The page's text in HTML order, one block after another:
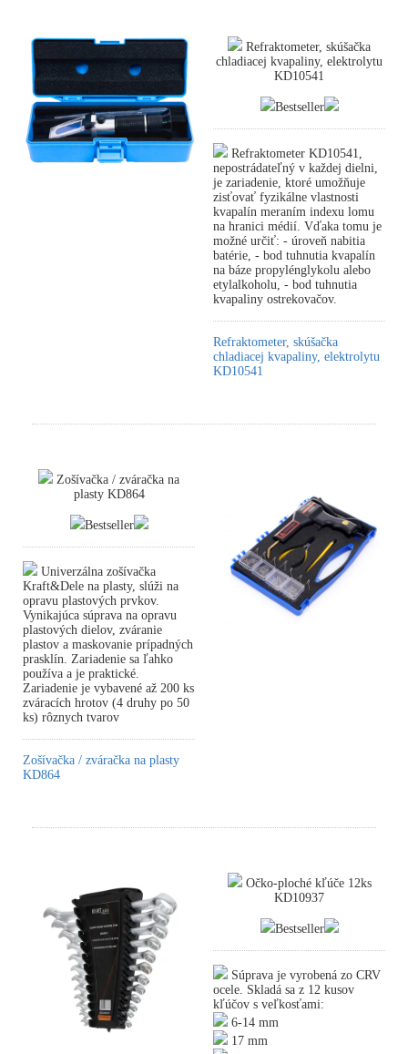
Refraktometer, skúšačka
chladiacej kvapaliny, elektrolytu
KD10541
Bestseller
Refraktometer KD10541,
nepostrádateľný v každej dielni,
je zariadenie, ktoré umožňuje
zisťovať fyzikálne vlastnosti
kvapalín meraním indexu lomu
na hranici médií. Vďaka tomu je
možné určiť: - úroveň nabitia
batérie, - bod tuhnutia kvapalín
na báze propylénglykolu alebo
etylalkoholu, - bod tuhnutia
kvapaliny ostrekovačov.
Refraktometer, skúšačka
chladiacej kvapaliny, elektrolytu
KD10541
Zošívačka / zváračka na
plasty KD864
Bestseller
Univerzálna zošívačka
Kraft&Dele na plasty, slúži na
opravu plastových prvkov.
Vynikajúca súprava na opravu
plastových dielov, zváranie
plastov a maskovanie prípadných
prasklín. Zariadenie sa ľahko
používa a je praktické.
Zariadenie je vybavené až 200 ks
zváracích hrotov (4 druhy po 50
ks) rôznych tvarov
Zošívačka / zváračka na plasty
KD864
Očko-ploché kľúče 12ks
KD10937
Bestseller
Súprava je vyrobená zo CRV
ocele. Skladá sa z 12 kusov
kľúčov s veľkosťami:
6-14 mm
17 mm